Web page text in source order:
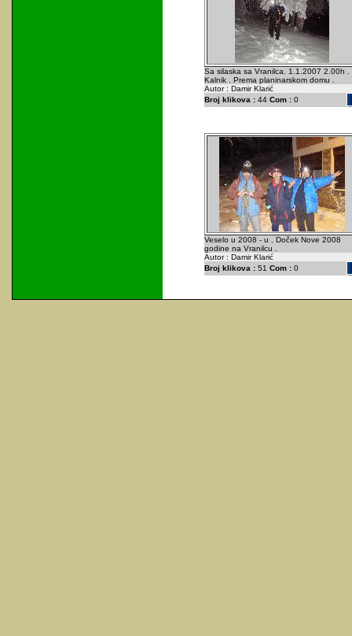
Sa silaska sa Vranilca. 1.1.2007 2.00h .
Kalnik . Prema planinarskom domu .
Autor : Damir Klarić
Broj klikova :44 Com :0
Veselo u 2008 - u . Doček Nove 2008
godine na Vranilcu .
Autor : Damir Klarić
Broj klikova :51 Com :0